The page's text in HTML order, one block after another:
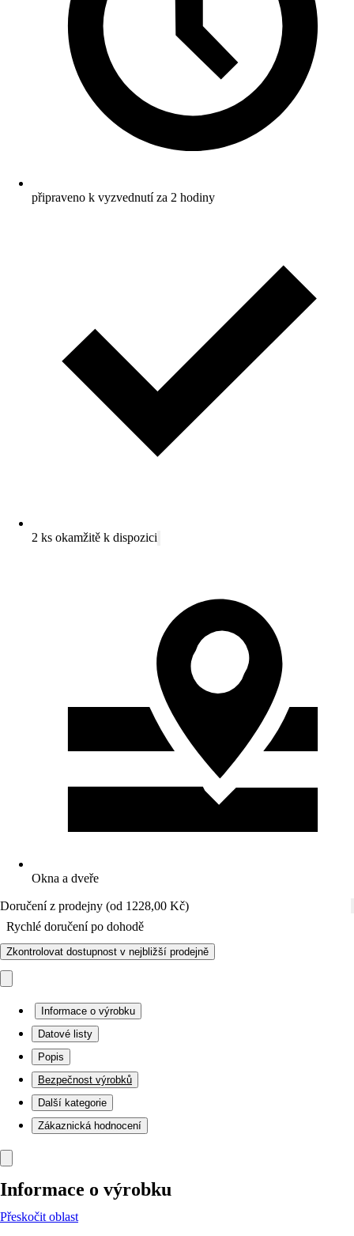
připraveno k vyzvednutí za 2 hodiny
2 ks okamžitě k dispozici
Okna a dveře
Doručení z prodejny (od 1228,00 Kč)
Rychlé doručení po dohodě
Zkontrolovat dostupnost v nejbližší prodejně
Informace o výrobku
Datové listy
Popis
Bezpečnost výrobků
Další kategorie
Zákaznická hodnocení
Informace o výrobku
Přeskočit oblast